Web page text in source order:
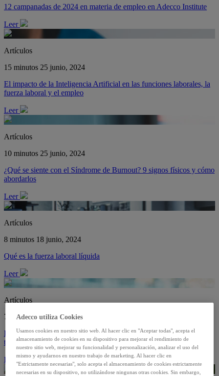
12 campanadas de 2024 en materia de empleo en Adecco Institute
Leer
Artículos
15 minutos 25 junio, 2024
El impacto de la Inteligencia Artificial en las funciones laborales, la
fuerza laboral y el empleo
Leer
Artículos
10 minutos 25 junio, 2024
¿Qué se siente con el Síndrome de Burnout? 9 signos físicos y cómo
abordarlos
Leer
Artículos
8 minutos 18 junio, 2024
Qué es la fuerza laboral líquida
Leer
Artículos
7 minutos 18 junio, 2024
La Generación Z se siente culpable por usar ChatGPT e IA en el
trabajo
Leer
Adecco utiliza Cookies
Usamos cookies en nuestro sitio web. Al hacer clic en "Aceptar todas", acepta el
almacenamiento de cookies en su dispositivo para mejorar el rendimiento de
nuestro sitio web, mejorar su funcionalidad y personalización, analizar el uso del
mismo y ayudarnos en nuestro trabajo de marketing. Al hacer clic en
"Estrictamente necesarias", solo acepta el almacenamiento de cookies estrictamente
necesarias en su dispositivo, no utilizándose ningunas otras cookies. Sin embargo,